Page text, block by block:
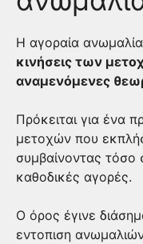
Η αγοραία
κινήσεις των
αναμενόμενες
Πρόκειται για ένα
μετοχών που
συμβαίνοντας τόσο
καθοδικές αγορές.
Ο όρος έγινε
εντοπιση